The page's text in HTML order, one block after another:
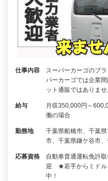
仕事内容
スーパーカーゴのブ
パーカーゴでは企業
ット通販ではありま
給与
月収350,000円～
働の場合
勤務地
千葉県船橋市、千葉
市、千葉県鎌ケ谷市
応募資格
自動車普通運転免許
迎 ★若手からミドル
中！